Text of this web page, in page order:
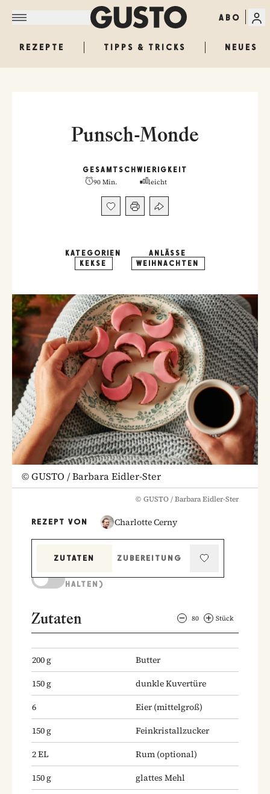
ABO
REZEPTE TIPPS & TRICKS NEUES
Punsch-Monde
GESAMT
90 Min.
SCHWIERIGKEIT
leicht
KATEGORIEN
KEKSE
ANLÄSSE
WEIHNACHTEN
©GUSTO / Barbara Eidler-Ster
© GUSTO / Barbara Eidler-Ster
REZEPT VON Charlotte Cerny
ZUTATEN
ZUBEREITUNG
HALTEN)
Zutaten 80 Stück
200g
Butter
150g
dunkle Kuvertüre
6
Eier (mittelgroß)
150g
Feinkristallzucker
2EL Rum (optional)
150g
glattes Mehl